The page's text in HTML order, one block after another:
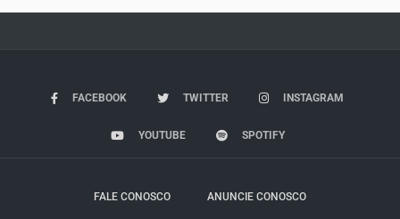
FACEBOOK TWITTER INSTAGRAM
YOUTUBE SPOTIFY
FALE CONOSCO ANUNCIE CONOSCO